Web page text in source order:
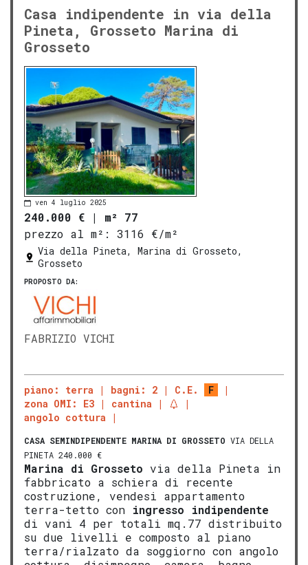
Casa indipendente in via della
Pineta, Grosseto Marina di
Grosseto
ven 4 luglio 2025
240.000 € | m² 77
prezzo al m²:
3116 €/m²
Via della Pineta, Marina di Grosseto,
Grosseto
PROPOSTO DA:
FABRIZIO VICHI
piano: terra bagni: 2 C.E.
F
zona OMI: E3
cantina
angolo cottura
CASA SEMINDIPENDENTE MARINA DI GROSSETO VIA DELLA
PINETA 240.000 €
Marina di Grosseto via della Pineta in
fabbricato a schiera di recente
costruzione, vendesi appartamento
terra-tetto con ingresso indipendente
di vani 4 per totali mq.77 distribuito
su due livelli e composto al piano
terra/rialzato da soggiorno con angolo